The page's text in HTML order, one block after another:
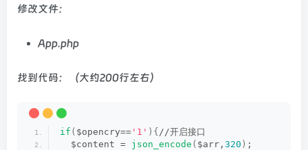
修改文件：
App.php
找到代码：（大约200行左右）
if ( $opencry== '1' ){ //开启接口
  $content =
json_encode ( $arr, 320 ) ;